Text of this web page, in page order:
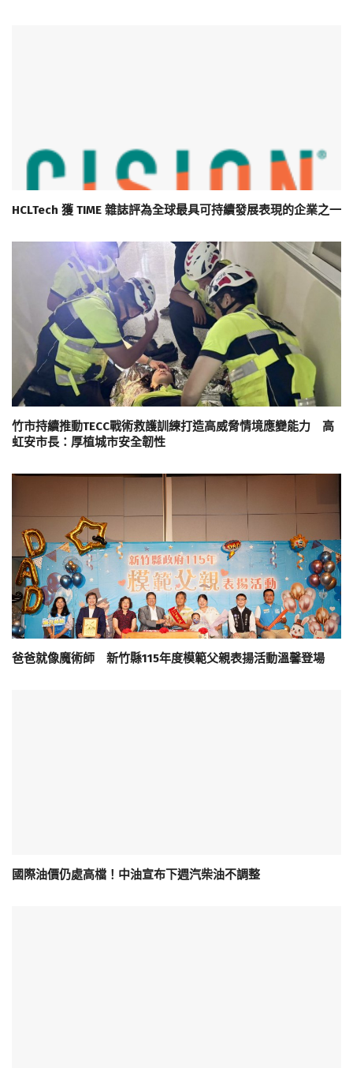
HCLTech 獲 TIME 雜誌評為全球最具可持續發展表現的企業之一
竹市持續推動TECC戰術救護訓練打造高威脅情境應變能力 高
虹安市長：厚植城市安全韌性
爸爸就像魔術師 新竹縣115年度模範父親表揚活動溫馨登場
國際油價仍處高檔！中油宣布下週汽柴油不調整